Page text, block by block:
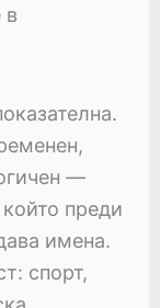
в
—
преди
имена.
спорт,